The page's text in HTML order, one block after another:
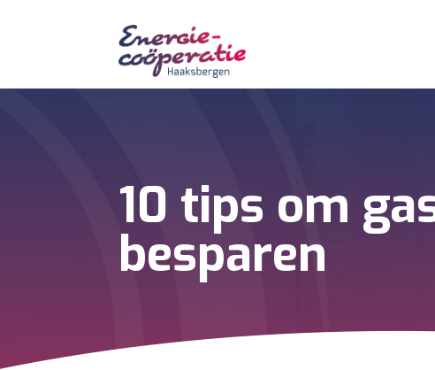
10 tips om
besparen